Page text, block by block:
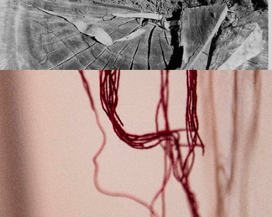
baixada fluminense. Projeto da Tecnogeo e
Comitê
Guandu
. Saiba mais
clicando aqui.
TECITURAS ESPONTÂNEAS
Assessoria para o Tecituras Espontâneas, encontros de
aproximação com o fazer artístico e manual, conduzidos
por Ivy Calejon, em um trajeto investigativo do corpo às
mãos. Saiba mais clicando